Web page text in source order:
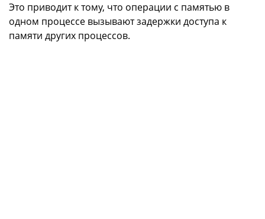
Это приводит к тому, что операции с памятью в
одном процессе вызывают задержки доступа к
памяти других процессов.